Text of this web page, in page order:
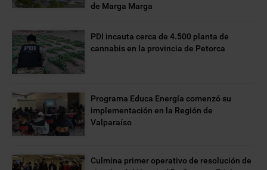
de Marga Marga
PDI incauta cerca de 4.500 planta de
cannabis en la provincia de Petorca
Programa Educa Energía comenzó su
implementación en la Región de
Valparaíso
Culmina primer operativo de resolución de